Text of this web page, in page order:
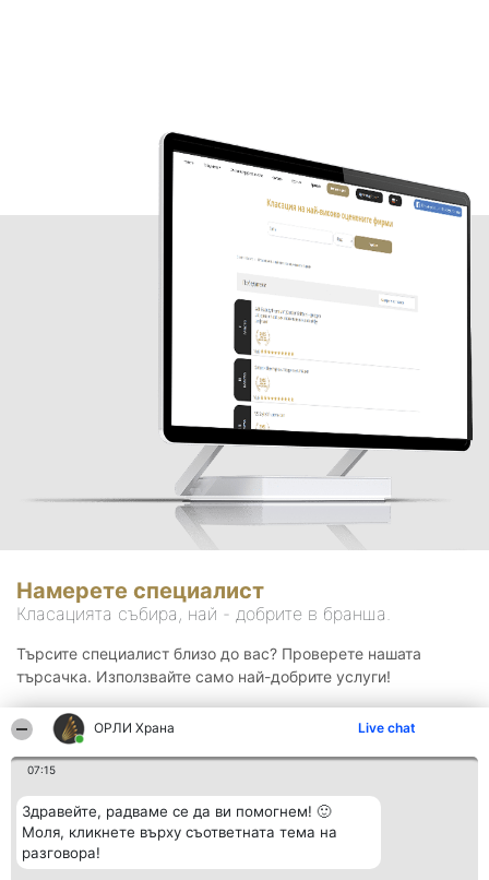
ОРЛИ Храна Live chat
07:15
Здравейте, радваме се да ви помогнем! 🙂
Моля, кликнете върху съответната тема на
разговора!
Намерете специалист
Класацията събира, най - добрите в бранша.
Търсите специалист близо до вас? Проверете нашата
търсачка. Използвайте само най-добрите услуги!